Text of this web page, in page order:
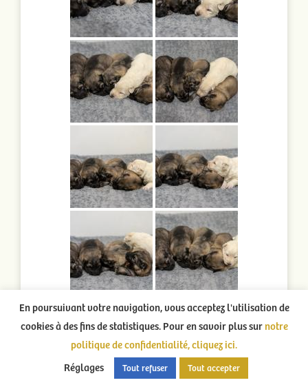
En poursuivant votre navigation, vous acceptez l'utilisation de
cookies à des fins de statistiques. Pour en savoir plus surnotre
politique de confidentialité, cliquez ici.
Réglages
Tout refuser Tout accepter